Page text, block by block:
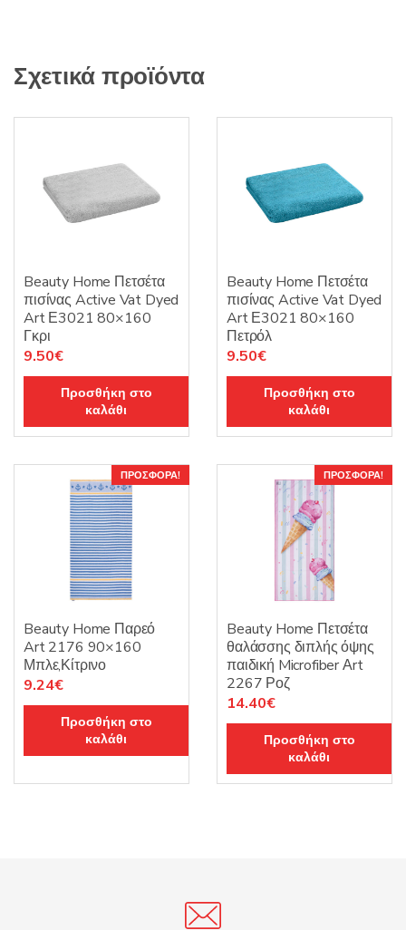
Σχετικά προϊόντα
Beauty Home Πετσέτα
πισίνας Active Vat Dyed
Art Ε3021 80×160
Γκρι
9.50€
Προσθήκη στο
καλάθι
Beauty Home Πετσέτα
πισίνας Active Vat Dyed
Art Ε3021 80×160
Πετρόλ
9.50€
Προσθήκη στο
καλάθι
ΠΡΟΣΦΟΡΆ!
Beauty Home Παρεό
Art 2176 90×160
Μπλε,Κίτρινο
Original
price
9.24€Η
τρέχουσα
τιμή
είναι:
Προσθήκη στο
καλάθι
ΠΡΟΣΦΟΡΆ!
Beauty Home Πετσέτα
θαλάσσης διπλής όψης
παιδική Microfiber Αrt
2267 Ροζ
Original
price
14.40€Η
τρέχουσα
τιμή
είναι:
14.40€.
Προσθήκη στο
καλάθι